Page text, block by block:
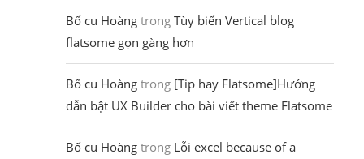
Bố cu Hoàngtrong Tùy biến Vertical blog
flatsome gọn gàng hơn
Bố cu Hoàngtrong [Tip hay Flatsome]Hướng
dẫn bật UX Builder cho bài viết theme Flatsome
Bố cu Hoàngtrong Lỗi excel because of a